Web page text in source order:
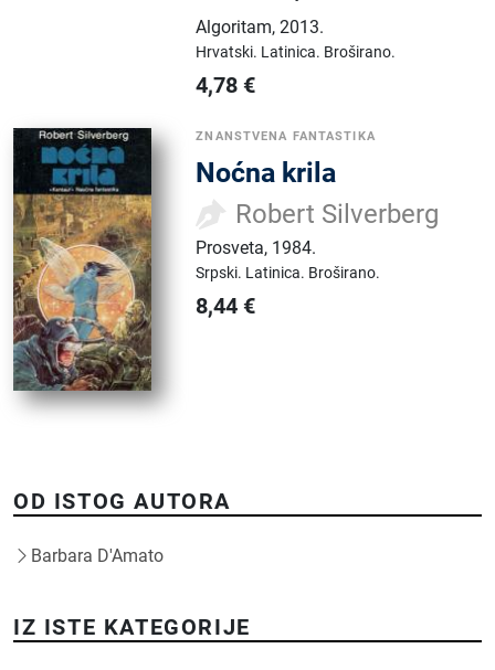
Algoritam,2013.
Hrvatski. Latinica. Broširano.
4,78 €
ZNANSTVENA FANTASTIKA
Noćna krila
Robert Silverberg
Prosveta, 1984.
Srpski. Latinica. Broširano.
8,44 €
OD ISTOG AUTORA
Barbara D'Amato
IZ ISTE KATEGORIJE